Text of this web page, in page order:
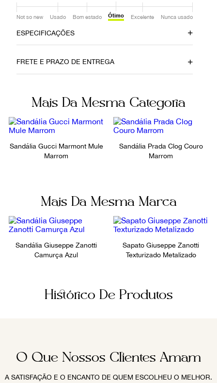
Not so new Usado Bom estado Ótimo Excelente Nunca usado
ESPECIFICAÇÕES
Cetim Onça
800401 Noite
FRETE E PRAZO DE ENTREGA
Mais Da Mesma Categoria
Sandália Gucci Marmont Mule
Marrom
Sandália Prada Clog Couro
Marrom
Mais Da Mesma Marca
Sandália Giuseppe Zanotti
Camurça Azul
Sapato Giuseppe Zanotti
Texturizado Metalizado
Histórico De Produtos
O Que Nossos Clientes Amam
A SATISFAÇÃO E O ENCANTO DE QUEM ESCOLHEU O MELHOR.